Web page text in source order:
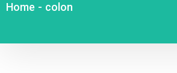
Home - colon